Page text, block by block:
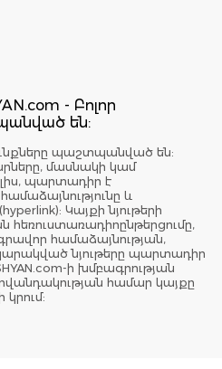
- Բոլոր
են:
պաշտպանված են:
մասնակի կամ
պարտադիր է
և
Կայքի նյութերի
համաձայնության,
նյութերը պարտադիր
ի խմբագրության
համար կայքը